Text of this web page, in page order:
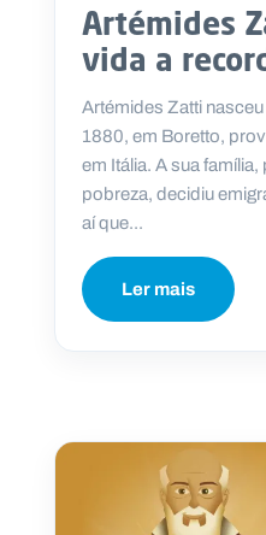
Artémides
vida a
Artémides Zatti
1880, em Boretto,
em Itália. A sua
pobreza, decidiu
aí que...
Ler mais